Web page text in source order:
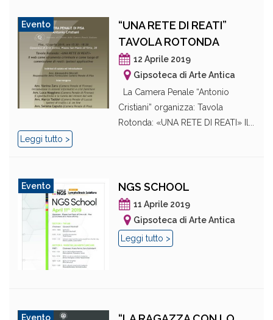
Evento
“UNA RETE DI REATI”
TAVOLA ROTONDA
12 Aprile 2019
Gipsoteca di Arte Antica
La Camera Penale “Antonio
Cristiani” organizza: Tavola
Rotonda: «UNA RETE DI REATI» Il...
Leggi tutto >
Evento NGS SCHOOL
11 Aprile 2019
Gipsoteca di Arte Antica
Leggi tutto >
Evento